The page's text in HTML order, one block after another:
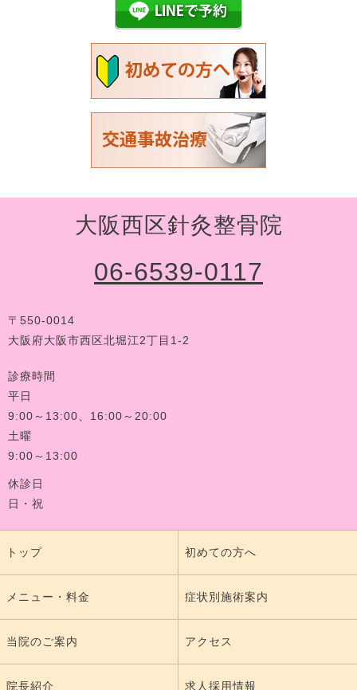
大阪西区針灸整骨院
06-6539-0117
〒550-0014
大阪府大阪市西区北堀江2丁目1-2
診療時間
平日
9:00～13:00、16:00～20:00
土曜
9:00～13:00
休診日
日・祝
トップ 初めての方へ
メニュー・料金 症状別施術案内
当院のご案内 アクセス
院長紹介 求人採用情報